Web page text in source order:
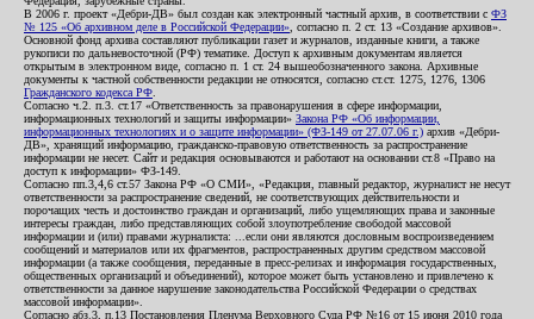
В 2006 г. проект «Дебри-ДВ» был создан как электронный частный архив, в соответствии с ФЗ
№ 125 «Об архивном деле в Российской Федерации» , согласно п. 2 ст. 13 «Создание архивов».
Основной фонд архива составляют публикации газет и журналов, изданные книги, а также
рукописи по дальневосточной (РФ) тематике. Доступ к архивным документам является
открытым в электронном виде, согласно п. 1 ст. 24 вышеобозначенного закона. Архивные
документы к частной собственности редакции не относятся, согласно ст.ст. 1275, 1276, 1306
Гражданского кодекса РФ
Согласно ч.2. п.3. ст.17 «Ответственность за правонарушения в сфере информации,
информационных технологий и защиты информации» Закона РФ «Об информации,
информационных технологиях и о защите информации» (ФЗ-149 от 27.07.06 г.) архив «Дебри-
ДВ», хранящий информацию, гражданско-правовую ответственность за распространение
информации не несет. Сайт и редакция основываются и работают на основании ст.8 «Право на
доступ к информации» ФЗ-149.
Согласно пп.3,4,6 ст.57 Закона РФ «О СМИ», «Редакция, главный редактор, журналист не несут
ответственности за распространение сведений, не соответствующих действительности и
порочащих честь и достоинство граждан и организаций, либо ущемляющих права и законные
интересы граждан, либо представляющих собой злоупотребление свободой массовой
информации и (или) правами журналиста: ...если они являются дословным воспроизведением
сообщений и материалов или их фрагментов, распространенных другим средством массовой
информации (а также сообщения, переданные в пресс-релизах и информация государственных,
общественных организаций и объединений), которое может быть установлено и привлечено к
ответственности за данное нарушение законодательства Российской Федерации о средствах
массовой информации».
Согласно абз.3, п.13 Постановления Пленума Верховного Суда РФ №16 от 15 июня 2010 года